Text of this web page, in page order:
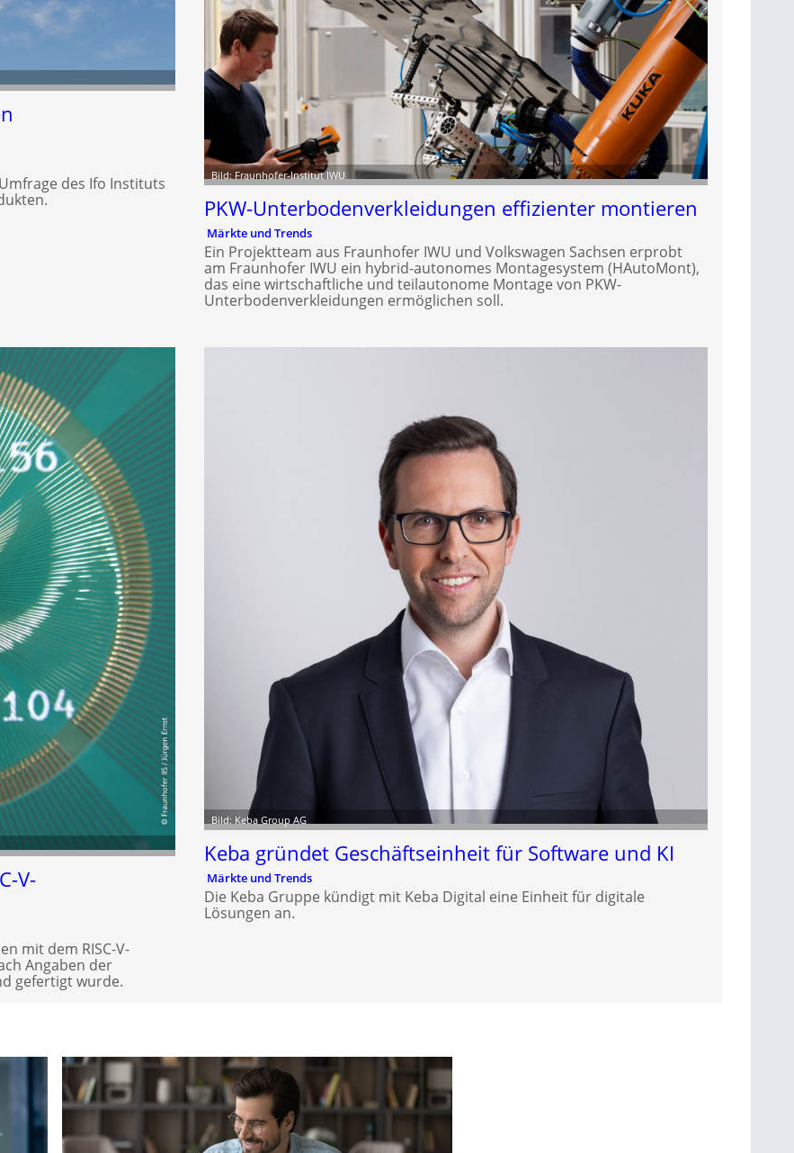
des Ifo Instituts
Bild: Fraunhofer-Institut IWU
PKW-Unterbodenverkleidungen effizienter montieren
Märkte und Trends
Ein Projektteam aus Fraunhofer IWU und Volkswagen Sachsen erprobt
am Fraunhofer IWU ein hybrid-autonomes Montagesystem (HAutoMont),
das eine wirtschaftliche und teilautonome Montage von PKW-
Unterbodenverkleidungen ermöglichen soll.
V-
mit dem RISC-V-
Angaben der
gefertigt wurde.
Bild: Keba Group AG
Keba gründet Geschäftseinheit für Software und KI
Märkte und Trends
Die Keba Gruppe kündigt mit Keba Digital eine Einheit für digitale
Lösungen an.